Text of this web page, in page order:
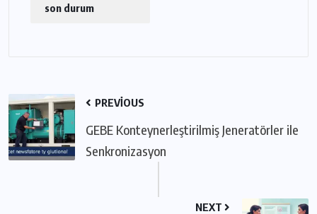
son durum
PREVIOUS
GEBE Konteynerleştirilmiş Jeneratörler ile
Senkronizasyon
NEXT